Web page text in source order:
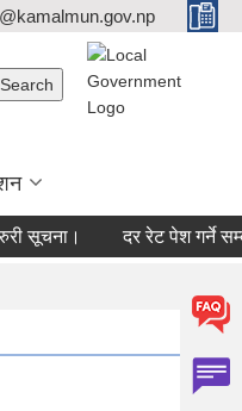
सूचना। दर रेट पेश गर्ने